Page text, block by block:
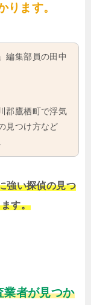
ります。
編集部員の田中
郡鷹栖町で浮気
見つけ方など
強い探偵の見つ
す。
業者が見つか